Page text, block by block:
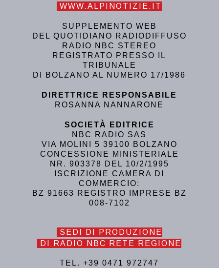
WWW.ALPINOTIZIE.IT
SUPPLEMENTO WEB
DEL QUOTIDIANO RADIODIFFUSO
RADIO NBC STEREO
REGISTRATO PRESSO IL
TRIBUNALE
DI BOLZANO AL NUMERO 17/1986
DIRETTRICE RESPONSABILE
ROSANNA NANNARONE
SOCIETÀ EDITRICE
NBC RADIO SAS
VIA MOLINI 5 39100 BOLZANO
CONCESSIONE MINISTERIALE
NR. 903378 DEL 10/2/1995
ISCRIZIONE CAMERA DI
COMMERCIO:
BZ 91663 REGISTRO IMPRESE BZ
008-7102
SEDI DI PRODUZIONE
DI RADIO NBC RETE REGIONE
TEL. +39 0471 972747